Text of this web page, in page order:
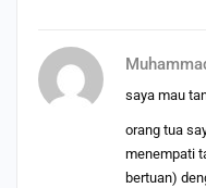
saya mau
orang tua
menempati
bertuan)